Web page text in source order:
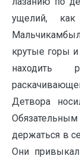
ущелий,
крутые горы и
находить
Детвора
Обязательным
держаться в
Они